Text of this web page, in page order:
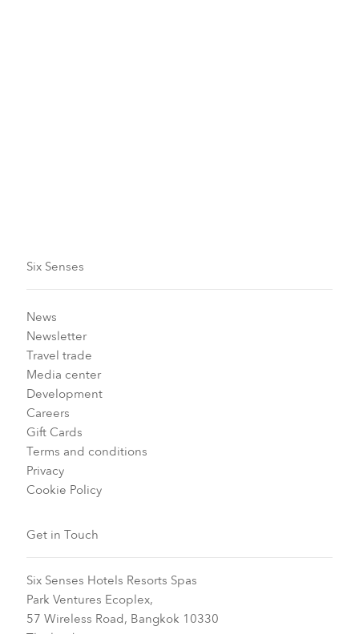
Six Senses
News
Newsletter
Travel trade
Media center
Development
Careers
Gift Cards
Terms and conditions
Privacy
Cookie Policy
Get in Touch
Six Senses Hotels Resorts Spas
Park Ventures Ecoplex,
57 Wireless Road, Bangkok 10330